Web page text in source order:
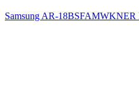
Samsung AR-18BSFAMWKNER